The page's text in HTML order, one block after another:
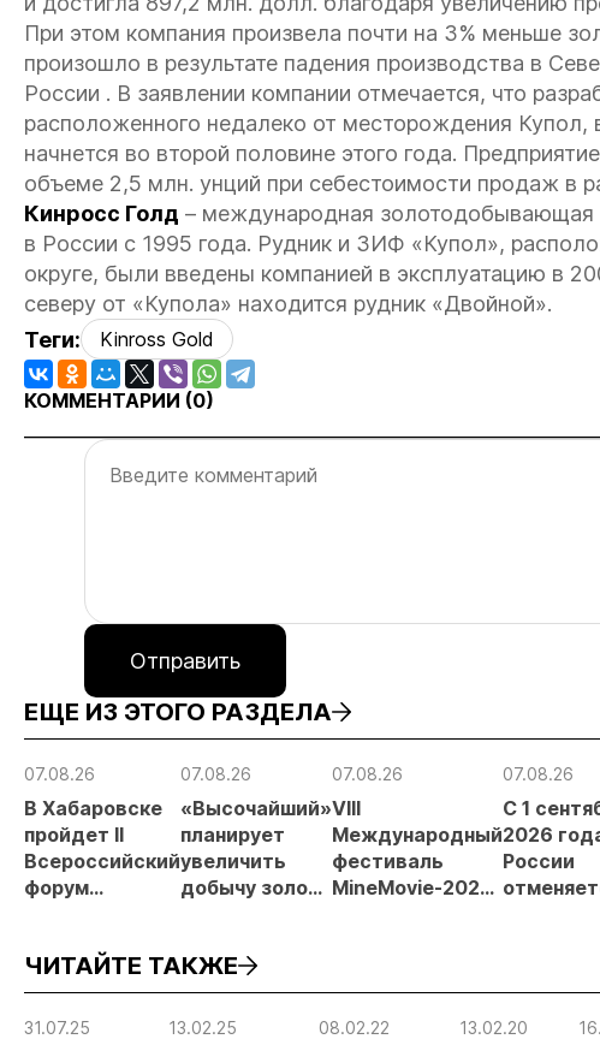
При этом компания произвела почти на 3% меньше
произошло в результате падения производства в
России . В заявлении компании отмечается, что
расположенного недалеко от месторождения Купол,
начнется во второй половине этого года.
объеме 2,5 млн. унций при себестоимости продаж в
Кинросс Голд – международная золотодобывающая
в России с 1995 года. Рудник и ЗИФ «Купол»,
округе, были введены компанией в эксплуатацию в
северу от «Купола» находится рудник «Двойной».
Теги:
Kinross Gold
КОММЕНТАРИИ (0)
Отправить
ЕЩЕ ИЗ ЭТОГО РАЗДЕЛА
07.08.26
В Хабаровске
пройдет II
Всероссийский
форум
России»
07.08.26
«Высочайший»
планирует
увеличить
добычу золота
07.08.26
VIII
Международный
фестиваль
MineMovie-2026
07.08.26
С 1
2026
России
риски и
ЧИТАЙТЕ ТАКЖЕ
31.07.25 13.02.25 08.02.22 13.02.20